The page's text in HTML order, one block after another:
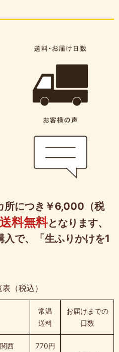
所につき￥6,000（税
送料無料となります、
で、「生ふりかけを1
（税込）
常温
送料
お届けまでの
日数
西
770円